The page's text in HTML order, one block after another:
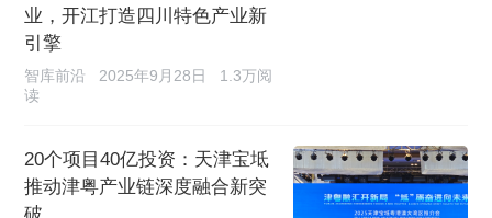
业，开江打造四川特色产业新
引擎
智库前沿 2025年9月28日
1.3万阅
读
20个项目40亿投资：天津宝坻
推动津粤产业链深度融合新突